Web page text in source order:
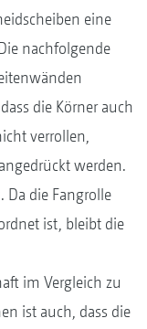
eine
nachfolgende
die Körner auch
verrollen,
werden.
Da die Fangrolle
ist, bleibt die
im Vergleich zu
ist auch, dass die